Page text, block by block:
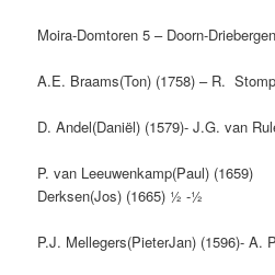
Moira-Domtoren 5 – Doorn-
A.E. Braams(Ton) (1758) – R.
D. Andel(Daniël) (1579)- J.G. van
P. van Leeuwenkamp(Paul)
Derksen(Jos) (1665) ½ -½
P.J. Mellegers(PieterJan) (1596)- A.